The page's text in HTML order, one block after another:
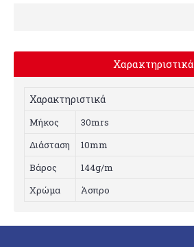
Χαρακτηριστικά
Χαρακτηριστικά
Mήκος
30mrs
Διάσταση
10mm
Bάρος
144g/m
Xρώμα
Άσπρο